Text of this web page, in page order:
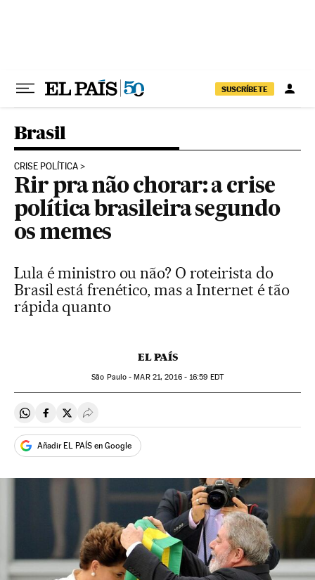
SUSCRÍBETE
Brasil
CRISE POLÍTICA
Rir pra não chorar: a crise
política brasileira segundo
os memes
Lula é ministro ou não? O roteirista do
Brasil está frenético, mas a Internet é tão
rápida quanto
EL PAÍS
São Paulo -MAR21, 2016 - 16:59 EDT
Compartir en Whatsapp
Compartir en Facebook
Compartir en Twitter
Desplegar Redes Sociales
Añadir EL PAÍS en Google